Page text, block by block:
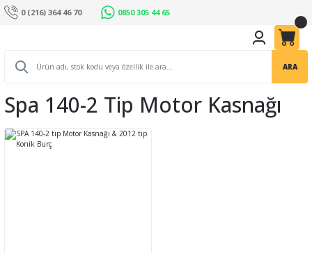
0 (216) 364 46 70 0850 305 44 65
ARA
Spa 140-2 Tip Motor Kasnağı